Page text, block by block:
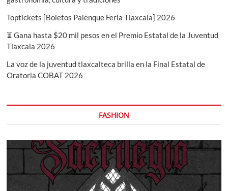
Toptickets [Boletos Palenque Feria Tlaxcala] 2026
⏳ Gana hasta $20 mil pesos en el Premio Estatal de la Juventud
Tlaxcala 2026
La voz de la juventud tlaxcalteca brilla en la Final Estatal de
Oratoria COBAT 2026
FASHION